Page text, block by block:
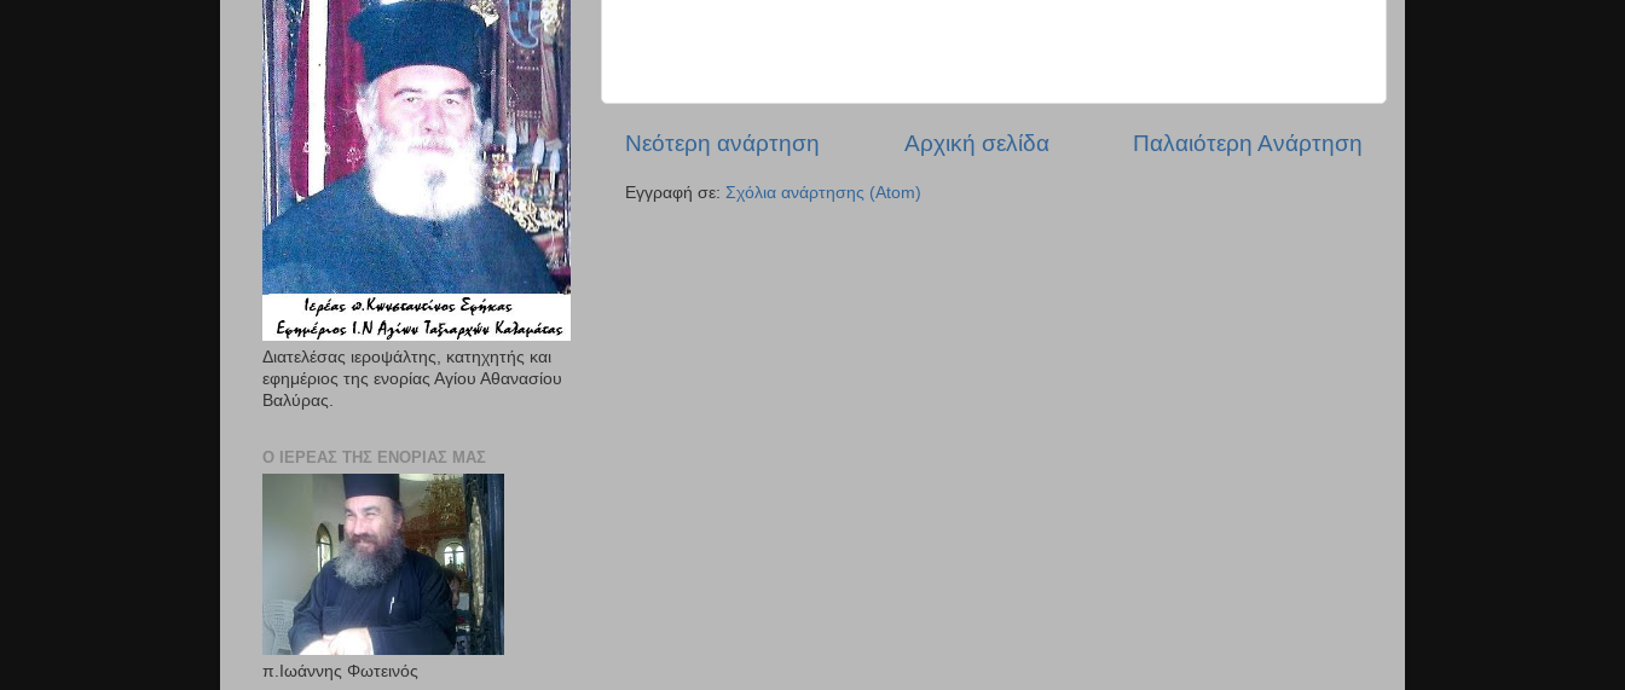
Νεότερη ανάρτηση Παλαιότερη Ανάρτηση
Αρχική σελίδα
Εγγραφή σε: Σχόλια ανάρτησης (Atom)
Διατελέσας ιεροψάλτης, κατηχητής και
εφημέριος της ενορίας Αγίου Αθανασίου
Βαλύρας.
Ο ΙΕΡΈΑΣ ΤΗΣ ΕΝΟΡΊΑΣ ΜΑΣ
π.Ιωάννης Φωτεινός